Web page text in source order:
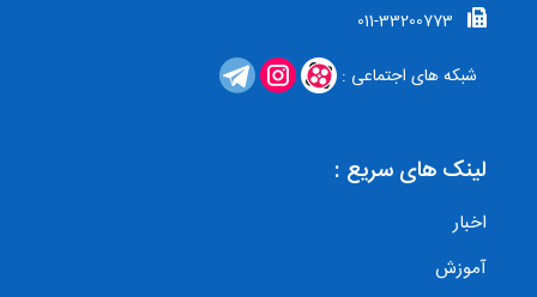
لینک های سریع :
اخبار
آموزش
011-33200773
شبکه های اجتماعی :